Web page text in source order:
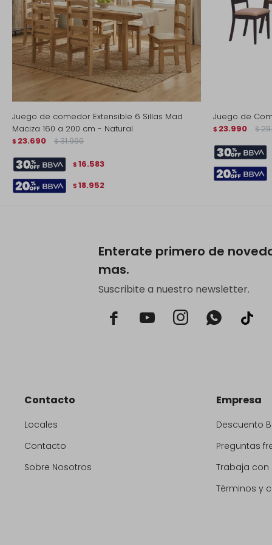
Juego de comedor Extensible 6 Sillas Mad
Maciza 160 a 200 cm - Natural
$ 23.690 $ 31.990
$ 16.583
$ 18.952
Juego de
$ 23.990 $
Enterate primero de
mas.
Suscribite a nuestro newsletter.
  
Contacto
Locales
Contacto
Sobre Nosotros
Empresa
Descuento
Preguntas
Trabaja
Términos y